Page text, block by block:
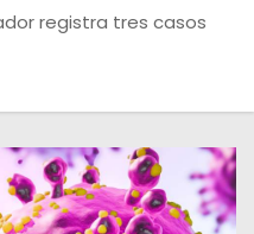
registra tres casos